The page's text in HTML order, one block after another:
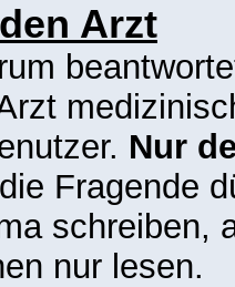
Arzt
Nur
Fragende
schreiben,
nur lesen.